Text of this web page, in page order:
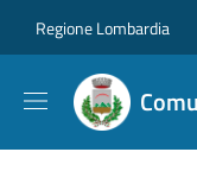
Regione Lombardia